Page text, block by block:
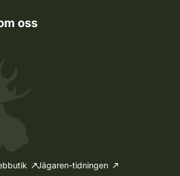
oss
Jägaren-tidningen